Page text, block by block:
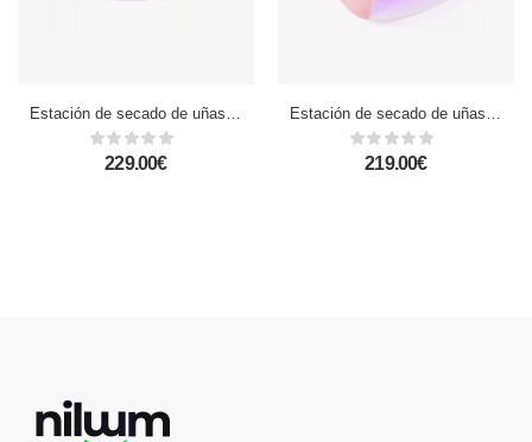
Estación de secado de uñas UV ultravioleta. Encendido automático, de 84W, con 42 lámapras LED. Para esmaltes especiales tipo semipermantente, acrílico, etc.
229.00€
Estación de secado de uñas UV ultravioleta. Encendido automático, de 120W, con 45 lámapras LED. Para esmaltes especiales tipo semipermantente, acrílico, etc.
219.00€